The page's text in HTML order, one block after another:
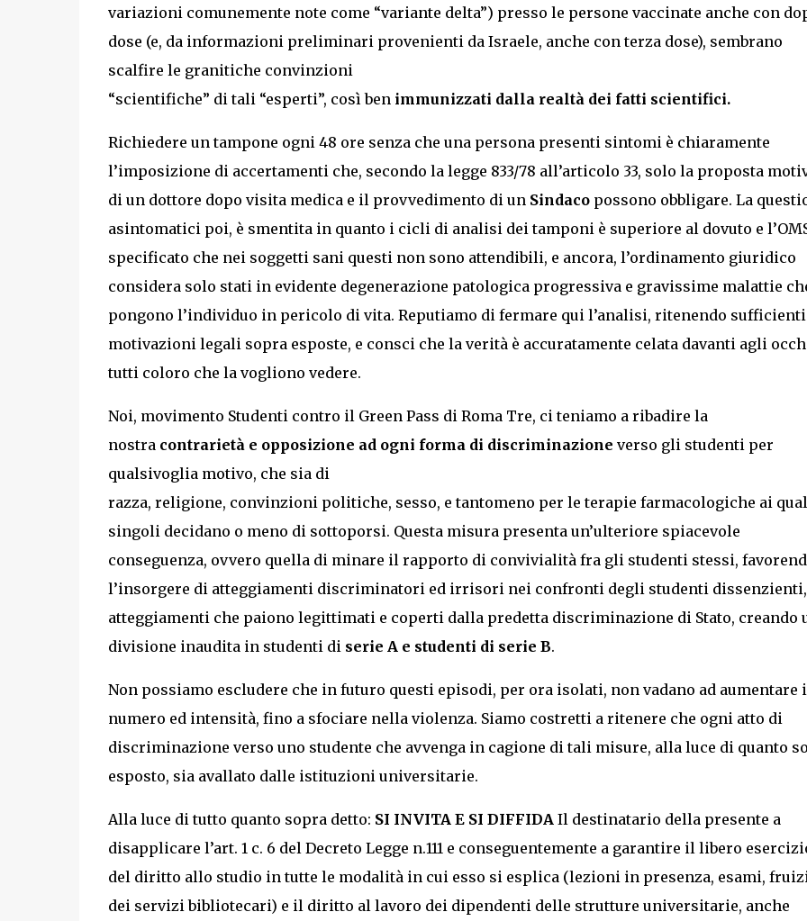
variazioni comunemente note come “variante delta”) presso le persone vaccinate anche con
dose (e, da informazioni preliminari provenienti da Israele, anche con terza dose), sembrano
scalfire le granitiche convinzioni
“scientifiche” di tali “esperti”, così ben immunizzati dalla realtà dei fatti scientifici.
Richiedere un tampone ogni 48 ore senza che una persona presenti sintomi è chiaramente
l’imposizione di accertamenti che, secondo la legge 833/78 all’articolo 33, solo la proposta
di un dottore dopo visita medica e il provvedimento di un Sindacopossono obbligare. La
asintomatici poi, è smentita in quanto i cicli di analisi dei tamponi è superiore al dovuto e
specificato che nei soggetti sani questi non sono attendibili, e ancora, l’ordinamento giuridico
considera solo stati in evidente degenerazione patologica progressiva e gravissime malattie
pongono l’individuo in pericolo di vita. Reputiamo di fermare qui l’analisi, ritenendo
motivazioni legali sopra esposte, e consci che la verità è accuratamente celata davanti agli
tutti coloro che la vogliono vedere.
Noi, movimento Studenti contro il Green Pass di Roma Tre, ci teniamo a ribadire la
nostracontrarietà e opposizione ad ogni forma di discriminazione verso gli studenti per
qualsivoglia motivo, che sia di
razza, religione, convinzioni politiche, sesso, e tantomeno per le terapie farmacologiche ai
singoli decidano o meno di sottoporsi. Questa misura presenta un’ulteriore spiacevole
conseguenza, ovvero quella di minare il rapporto di convivialità fra gli studenti stessi,
l’insorgere di atteggiamenti discriminatori ed irrisori nei confronti degli studenti dissenzienti,
atteggiamenti che paiono legittimati e coperti dalla predetta discriminazione di Stato, creando
divisione inaudita in studenti di serie A e studenti di serie B.
Non possiamo escludere che in futuro questi episodi, per ora isolati, non vadano ad aumentare
numero ed intensità, fino a sfociare nella violenza. Siamo costretti a ritenere che ogni atto di
discriminazione verso uno studente che avvenga in cagione di tali misure, alla luce di quanto
esposto, sia avallato dalle istituzioni universitarie.
Alla luce di tutto quanto sopra detto: SI INVITA E SI DIFFIDAIl destinatario della presente a
disapplicare l’art. 1 c. 6 del Decreto Legge n.111 e conseguentemente a garantire il libero
del diritto allo studio in tutte le modalità in cui esso si esplica (lezioni in presenza, esami,
dei servizi bibliotecari) e il diritto al lavoro dei dipendenti delle strutture universitarie, anche